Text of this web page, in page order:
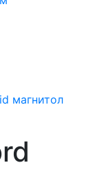
магнитол